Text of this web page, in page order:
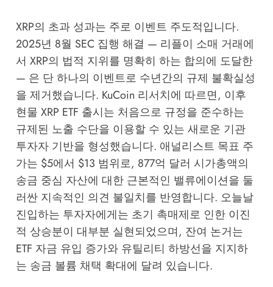
XRP의 초과 성과는 주로 이벤트 주도적입니다.
2025년 8월 SEC 집행 해결 — 리플이 소매 거래에
서 XRP의 법적 지위를 명확히 하는 합의에 도달한
— 은 단 하나의 이벤트로 수년간의 규제 불확실성
을 제거했습니다. KuCoin 리서치에 따르면, 이후
현물 XRP ETF 출시는 처음으로 규정을 준수하는
규제된 노출 수단을 이용할 수 있는 새로운 기관
투자자 기반을 형성했습니다. 애널리스트 목표 주
가는 $5에서 $13 범위로, 877억 달러 시가총액의
송금 중심 자산에 대한 근본적인 밸류에이션을 둘
러싼 지속적인 의견 불일치를 반영합니다. 오늘날
진입하는 투자자에게는 초기 촉매제로 인한 이진
적 상승분이 대부분 실현되었으며, 잔여 논거는
ETF 자금 유입 증가와 유틸리티 하방선을 지지하
는 송금 볼륨 채택 확대에 달려 있습니다.